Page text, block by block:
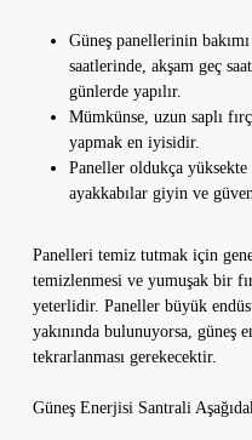
Güneş panellerinin
saatlerinde, akşam geç
günlerde yapılır.
Mümkünse, uzun saplı
yapmak en iyisidir.
Paneller oldukça
ayakkabılar giyin ve
Panelleri temiz tutmak için
temizlenmesi ve yumuşak bir
yeterlidir. Paneller büyük
yakınında bulunuyorsa, güneş
tekrarlanması gerekecektir.
Güneş Enerjisi Santrali